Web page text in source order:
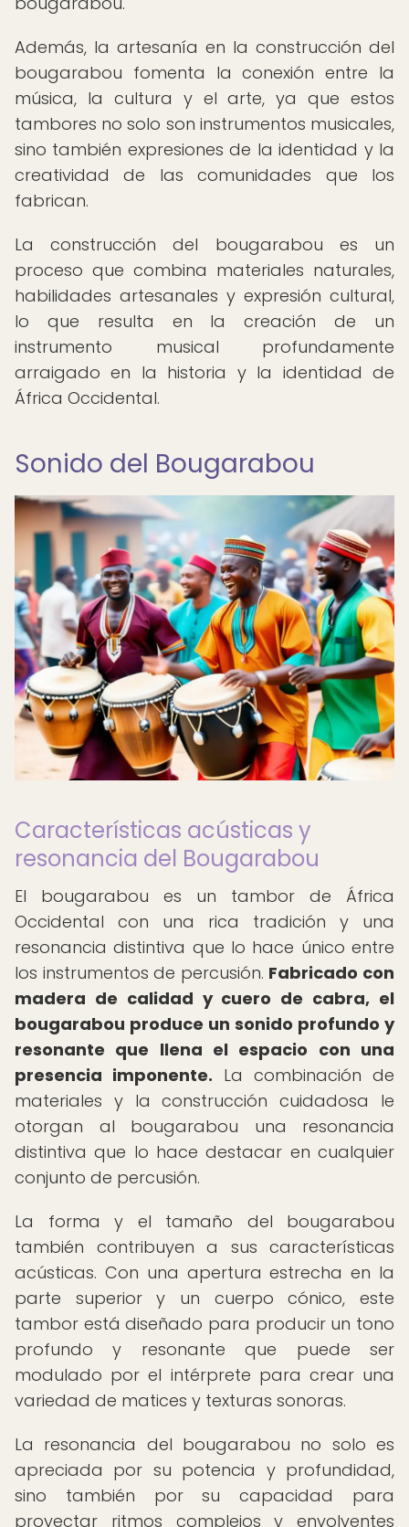
Además, la artesanía en la construcción del
bougarabou fomenta la conexión entre la
música, la cultura y el arte, ya que estos
tambores no solo son instrumentos musicales,
sino también expresiones de la identidad y la
creatividad de las comunidades que los
fabrican.
La construcción del bougarabou es un
proceso que combina materiales naturales,
habilidades artesanales y expresión cultural,
lo que resulta en la creación de un
instrumento musical profundamente
arraigado en la historia y la identidad de
África Occidental.
Sonido del Bougarabou
Características acústicas y
resonancia del Bougarabou
El bougarabou es un tambor de África
Occidental con una rica tradición y una
resonancia distintiva que lo hace único entre
los instrumentos de percusión. Fabricado con
madera de calidad y cuero de cabra, el
bougarabou produce un sonido profundo y
resonante que llena el espacio con una
presencia imponente. La combinación de
materiales y la construcción cuidadosa le
otorgan al bougarabou una resonancia
distintiva que lo hace destacar en cualquier
conjunto de percusión.
La forma y el tamaño del bougarabou
también contribuyen a sus características
acústicas. Con una apertura estrecha en la
parte superior y un cuerpo cónico, este
tambor está diseñado para producir un tono
profundo y resonante que puede ser
modulado por el intérprete para crear una
variedad de matices y texturas sonoras.
La resonancia del bougarabou no solo es
apreciada por su potencia y profundidad,
sino también por su capacidad para
proyectar ritmos complejos y envolventes